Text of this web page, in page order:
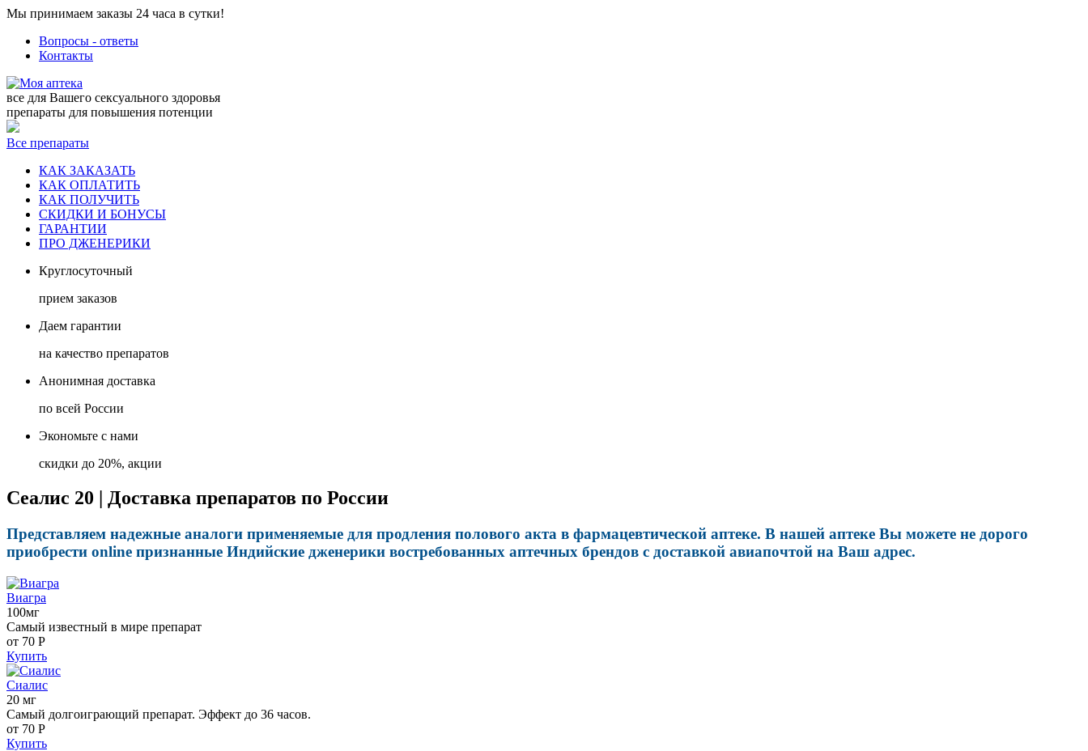
Мы принимаем заказы 24 часа в сутки!
Вопросы - ответы
Контакты
все для Вашего сексуального здоровья
препараты для повышения потенции
Все препараты
КАК ЗАКАЗАТЬ
КАК ОПЛАТИТЬ
КАК ПОЛУЧИТЬ
СКИДКИ И БОНУСЫ
ГАРАНТИИ
ПРО ДЖЕНЕРИКИ
Круглосуточный
прием заказов
Даем гарантии
на качество препаратов
Анонимная доставка
по всей России
Экономьте с нами
скидки до 20%, акции
Сеалис 20 | Доставка препаратов по России
Представляем надежные аналоги применяемые для продления полового акта в фармацевтической аптеке. В нашей аптеке Вы можете не дорого
приобрести online признанные Индийские дженерики востребованных аптечных брендов с доставкой авиапочтой на Ваш адрес.
Виагра
100мг
Самый известный в мире препарат
от 70 Р
Купить
Сиалис
20 мг
Самый долгоиграющий препарат. Эффект до 36 часов.
от 70 Р
Купить